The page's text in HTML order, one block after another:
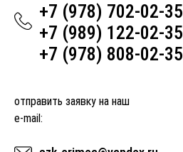
+7 (978) 702-02-35
+7 (989) 122-02-35
+7 (978) 808-02-35
отправить заявку на наш
e-mail: